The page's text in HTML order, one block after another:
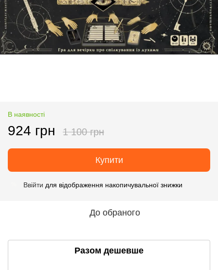
В наявності
924 грн 1 100 грн
Купити
Ввійти для відображення накопичувальної знижки
До обраного
Разом дешевше